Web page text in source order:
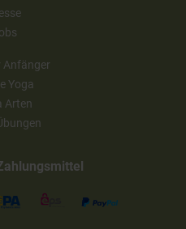
Anfänger
Yoga
Arten